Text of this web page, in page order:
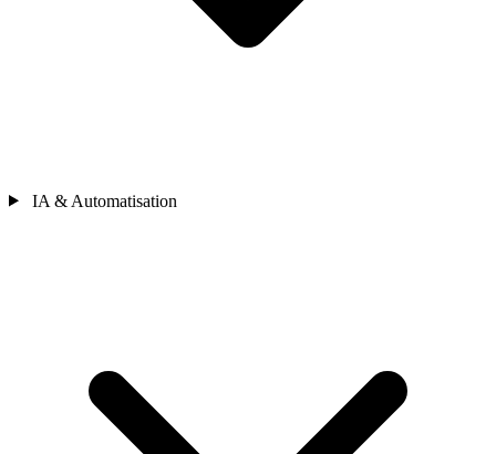
IA & Automatisation